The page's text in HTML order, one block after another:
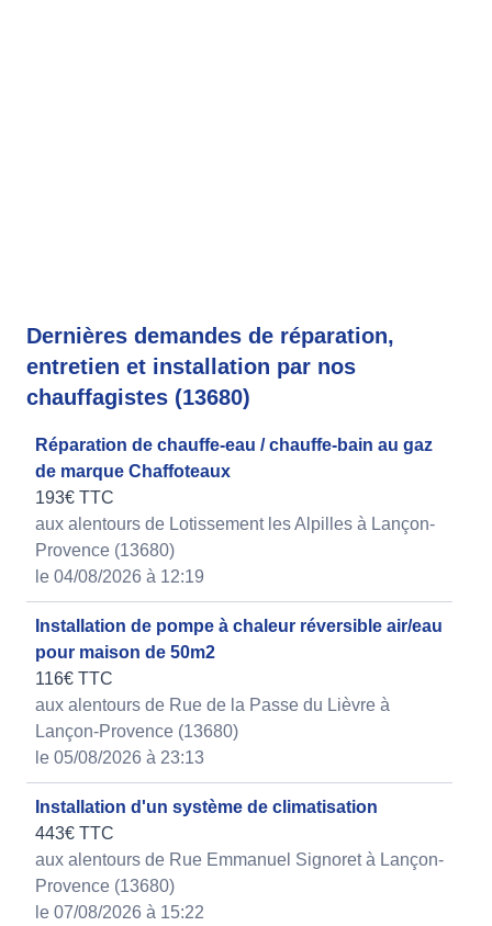
Dernières demandes de réparation,
entretien et installation par nos
chauffagistes (13680)
Réparation de chauffe-eau / chauffe-bain au gaz
de marque Chaffoteaux
193€ TTC
aux alentours de Lotissement les Alpilles à Lançon-
Provence (13680)
le 04/08/2026 à 12:19
Installation de pompe à chaleur réversible air/eau
pour maison de 50m2
116€ TTC
aux alentours de Rue de la Passe du Lièvre à
Lançon-Provence (13680)
le 05/08/2026 à 23:13
Installation d'un système de climatisation
443€ TTC
aux alentours de Rue Emmanuel Signoret à Lançon-
Provence (13680)
le 07/08/2026 à 15:22